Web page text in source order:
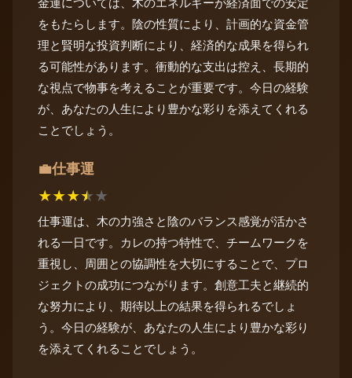
をもたらします。陰の性質により、計画的な資金管
理と賢明な投資判断により、経済的な成果を得られ
る可能性があります。衝動的な支出は控え、長期的
な視点で物事を考えることが重要です。今日の経験
が、あなたの人生により豊かな彩りを添えてくれる
ことでしょう。
💼仕事運
★★★★★
仕事運は、木の力強さと陰のバランス感覚が活かさ
れる一日です。カレの持つ特性で、チームワークを
重視し、周囲との協調性を大切にすることで、プロ
ジェクトの成功につながります。創意工夫と継続的
な努力により、期待以上の結果を得られるでしょ
う。今日の経験が、あなたの人生により豊かな彩り
を添えてくれることでしょう。